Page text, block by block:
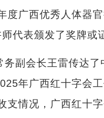
度广西优秀人体器
代表颁发了奖牌或
会长王雷传达了
年广西红十字会
支情况，广西红十